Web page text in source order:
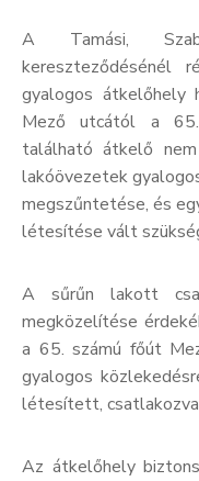
A Tamási,
kereszteződésénél
gyalogos átkelőhely
Mező utcától a 65.
található átkelő
lakóövezetek
megszűntetése, és
létesítése vált
A sűrűn lakott
megközelítése
a 65. számú főút
gyalogos
létesített,
Az átkelőhely